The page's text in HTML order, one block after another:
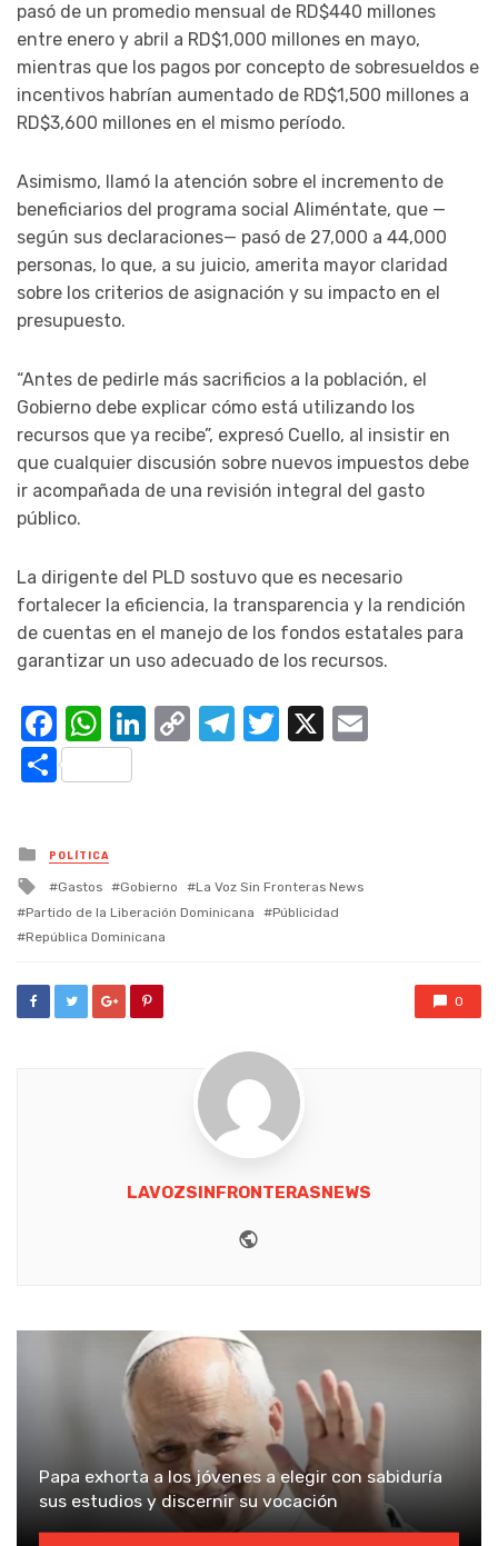
pasó de un promedio mensual de RD$440 millones
entre enero y abril a RD$1,000 millones en mayo,
mientras que los pagos por concepto de sobresueldos e
incentivos habrían aumentado de RD$1,500 millones a
RD$3,600 millones en el mismo período.
Asimismo, llamó la atención sobre el incremento de
beneficiarios del programa social Aliméntate, que —
según sus declaraciones— pasó de 27,000 a 44,000
personas, lo que, a su juicio, amerita mayor claridad
sobre los criterios de asignación y su impacto en el
presupuesto.
“Antes de pedirle más sacrificios a la población, el
Gobierno debe explicar cómo está utilizando los
recursos que ya recibe”, expresó Cuello, al insistir en
que cualquier discusión sobre nuevos impuestos debe
ir acompañada de una revisión integral del gasto
público.
La dirigente del PLD sostuvo que es necesario
fortalecer la eficiencia, la transparencia y la rendición
de cuentas en el manejo de los fondos estatales para
garantizar un uso adecuado de los recursos.
Facebook
WhatsApp
LinkedIn
CopyTelegram
Twitter
X
Compartir
Posted
in
POLÍTICA
Tagged
with
Gastos Gobierno
La Voz Sin Fronteras News
Partido de la Liberación Dominicana
Públicidad
República Dominicana
0
LAVOZSINFRONTERASNEWS
Papa exhorta a los jóvenes a elegir con sabiduría
sus estudios y discernir su vocación